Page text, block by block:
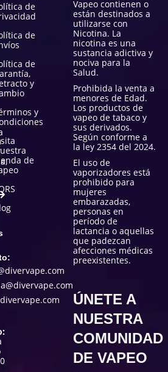
de
de
de
y
y
de
Vapeo contienen o
están destinados a
utilizarse con
Nicotina. La
nicotina es una
sustancia adictiva y
nociva para la
Salud.
Prohibida la venta a
menores de Edad.
Los productos de
vapeo de tabaco y
sus derivados.
Según conforme a
la ley 2354 del 2024.
El uso de
vaporizadores está
prohibido para
mujeres
embarazadas,
personas en
período de
lactancia o aquellas
que padezcan
afecciones médicas
preexistentes.
ÚNETE A
NUESTRA
COMUNIDAD
DE VAPEO